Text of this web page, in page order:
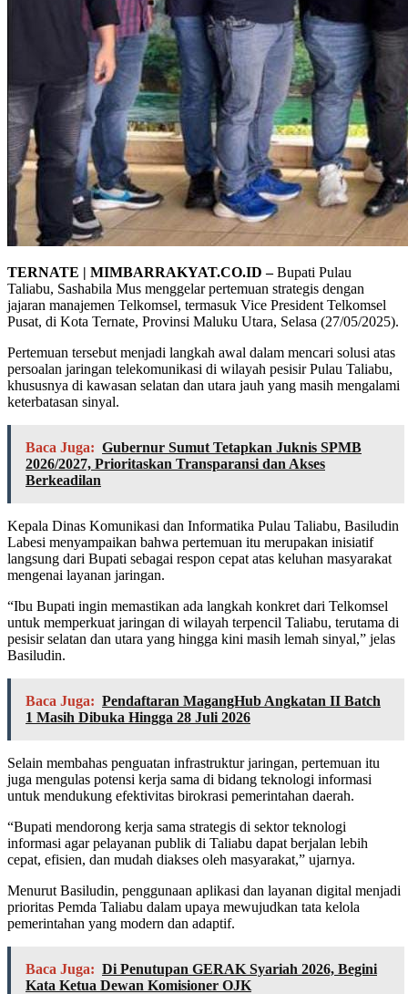
TERNATE | MIMBARRAKYAT.CO.ID –Bupati Pulau
Taliabu, Sashabila Mus menggelar pertemuan strategis dengan
jajaran manajemen Telkomsel, termasuk Vice President Telkomsel
Pusat, di Kota Ternate, Provinsi Maluku Utara, Selasa (27/05/2025).
Pertemuan tersebut menjadi langkah awal dalam mencari solusi atas
persoalan jaringan telekomunikasi di wilayah pesisir Pulau Taliabu,
khususnya di kawasan selatan dan utara jauh yang masih mengalami
keterbatasan sinyal.
Baca Juga: Gubernur Sumut Tetapkan Juknis SPMB
2026/2027, Prioritaskan Transparansi dan Akses
Berkeadilan
Kepala Dinas Komunikasi dan Informatika Pulau Taliabu, Basiludin
Labesi menyampaikan bahwa pertemuan itu merupakan inisiatif
langsung dari Bupati sebagai respon cepat atas keluhan masyarakat
mengenai layanan jaringan.
“Ibu Bupati ingin memastikan ada langkah konkret dari Telkomsel
untuk memperkuat jaringan di wilayah terpencil Taliabu, terutama di
pesisir selatan dan utara yang hingga kini masih lemah sinyal,” jelas
Basiludin.
Baca Juga: Pendaftaran MagangHub Angkatan II Batch
1 Masih Dibuka Hingga 28 Juli 2026
Selain membahas penguatan infrastruktur jaringan, pertemuan itu
juga mengulas potensi kerja sama di bidang teknologi informasi
untuk mendukung efektivitas birokrasi pemerintahan daerah.
“Bupati mendorong kerja sama strategis di sektor teknologi
informasi agar pelayanan publik di Taliabu dapat berjalan lebih
cepat, efisien, dan mudah diakses oleh masyarakat,” ujarnya.
Menurut Basiludin, penggunaan aplikasi dan layanan digital menjadi
prioritas Pemda Taliabu dalam upaya mewujudkan tata kelola
pemerintahan yang modern dan adaptif.
Baca Juga: Di Penutupan GERAK Syariah 2026, Begini
Kata Ketua Dewan Komisioner OJK